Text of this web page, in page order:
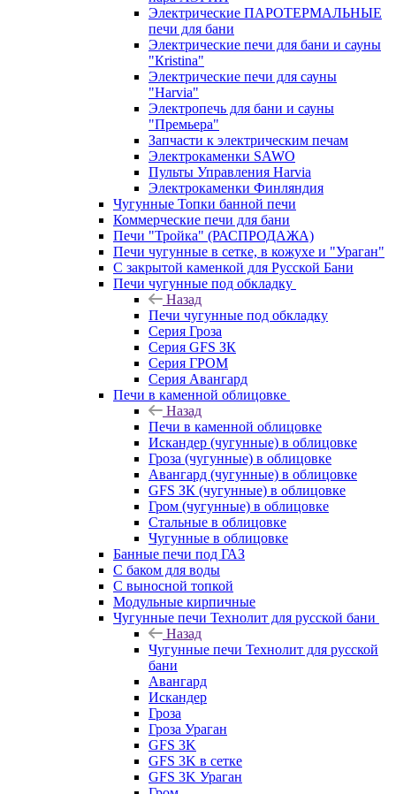
Электрические ПАРОТЕРМАЛЬНЫЕ
печи для бани
Электрические печи для бани и сауны
"Кristina"
Электрические печи для сауны
"Harvia"
Электропечь для бани и сауны
"Премьера"
Запчасти к электрическим печам
Электрокаменки SAWO
Пульты Управления Harvia
Электрокаменки Финляндия
Чугунные Топки банной печи
Коммерческие печи для бани
Печи "Тройка" (РАСПРОДАЖА)
Печи чугунные в сетке, в кожухе и "Ураган"
С закрытой каменкой для Русской Бани
Печи чугунные под обкладку
Назад
Печи чугунные под обкладку
Серия Гроза
Серия GFS ЗК
Серия ГРОМ
Серия Авангард
Печи в каменной облицовке
Назад
Печи в каменной облицовке
Искандер (чугунные) в облицовке
Гроза (чугунные) в облицовке
Авангард (чугунные) в облицовке
GFS ЗК (чугунные) в облицовке
Гром (чугунные) в облицовке
Стальные в облицовке
Чугунные в облицовке
Банные печи под ГАЗ
С баком для воды
С выносной топкой
Модульные кирпичные
Чугунные печи Технолит для русской бани
Назад
Чугунные печи Технолит для русской
бани
Авангард
Искандер
Гроза
Гроза Ураган
GFS 3K
GFS 3K в сетке
GFS 3K Ураган